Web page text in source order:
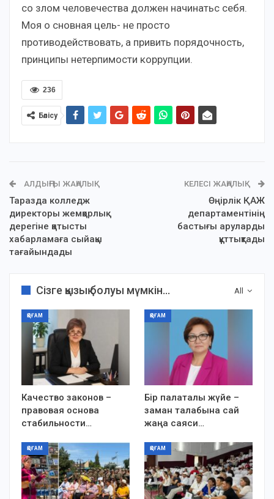
со злом человечества должен начинатьс себя.
Моя о сновная цель- не просто
противодействовать, а привить порядочность,
принципы нетерпимости коррупции.
236
Бөлісу
АЛДЫҢҒЫ ЖАҢАЛЫҚ
Таразда колледж
директоры жемқорлық
дерегіне қатысты
хабарламаға сыйақы
тағайындады
КЕЛЕСІ ЖАҢАЛЫҚ
Өңірлік ҚАЖ
департаментінің
бастығы аруларды
құттықтады
All
Сізге қызық болуы мүмкін...
ҚОҒАМ
Качество законов –
правовая основа
стабильности…
ҚОҒАМ
Бір палаталы жүйе –
заман талабына сай
жаңа саяси…
ҚОҒАМ ҚОҒАМ